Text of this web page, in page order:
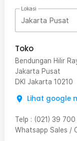
Lokasi
Jakarta Pusat
Toko
Bendungan Hilir
Jakarta Pusat
DKI Jakarta 10210
Lihat google
Telp : (021) 39
Whatsapp Sales /